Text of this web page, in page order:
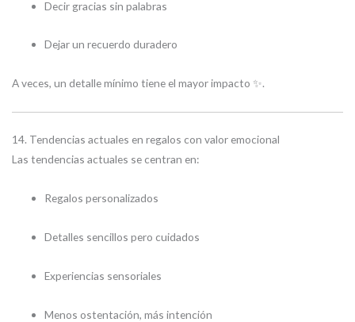
Decir gracias sin palabras
Dejar un recuerdo duradero
A veces, un detalle mínimo tiene el mayor impacto ✨.
14. Tendencias actuales en regalos con valor emocional
Las tendencias actuales se centran en:
Regalos personalizados
Detalles sencillos pero cuidados
Experiencias sensoriales
Menos ostentación, más intención